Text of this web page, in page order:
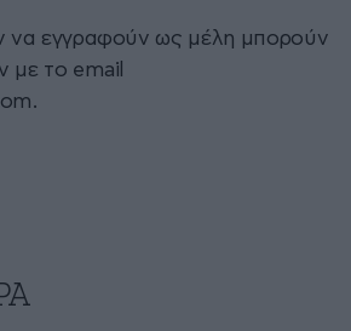
να εγγραφούν ως μέλη μπορούν
με το email
.